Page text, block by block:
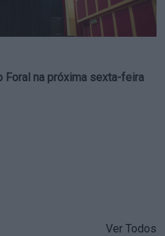
Foral na próxima sexta-feira
Ver Todos